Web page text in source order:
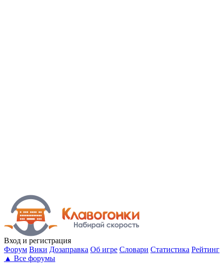
Вход и регистрация
Форум Вики Дозаправка Об игре Словари Статистика Рейтинг
▲ Все форумы